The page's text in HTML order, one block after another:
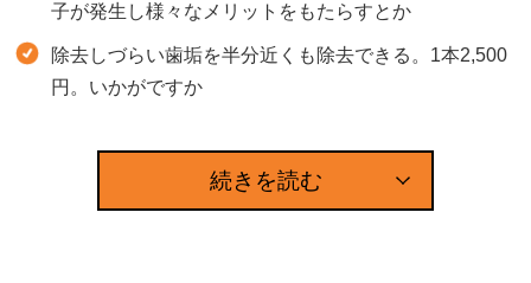
子が発生し様々なメリットをもたらすとか
除去しづらい歯垢を半分近くも除去できる。1本2,500
円。いかがですか
続きを読む